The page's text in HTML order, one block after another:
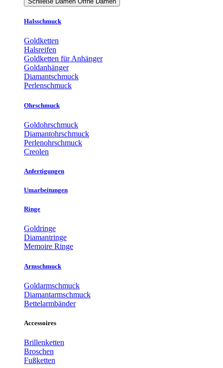
Halsschmuck
Goldketten
Halsreifen
Goldketten für Anhänger
Goldanhänger
Diamantschmuck
Perlenschmuck
Ohrschmuck
Goldohrschmuck
Diamantohrschmuck
Perlenohrschmuck
Creolen
Anfertigungen
Umarbeitungen
Ringe
Goldringe
Diamantringe
Memoire Ringe
Armschmuck
Goldarmschmuck
Diamantarmschmuck
Bettelarmbänder
Accessoires
Brillenketten
Broschen
Fußketten